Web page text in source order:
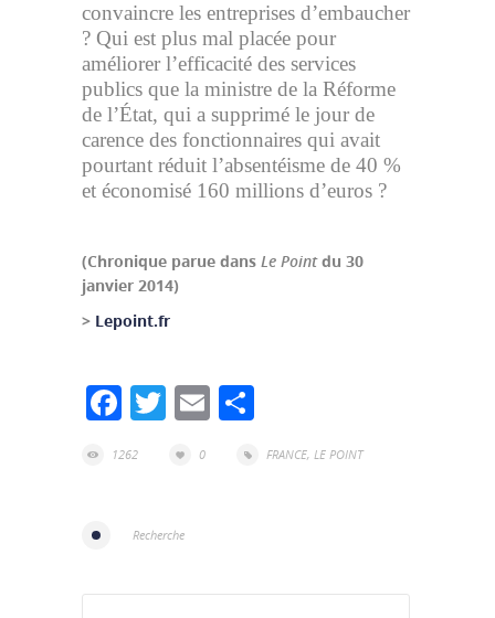
convaincre les entreprises d’embaucher
? Qui est plus mal placée pour
améliorer l’efficacité des services
publics que la ministre de la Réforme
de l’État, qui a supprimé le jour de
carence des fonctionnaires qui avait
pourtant réduit l’absentéisme de 40 %
et économisé 160 millions d’euros ?
(Chronique parue dans Le Pointdu 30
janvier 2014)
> Lepoint.fr
Facebook
TwitterEmail
1262 0 FRANCE, LE POINT
Recherche